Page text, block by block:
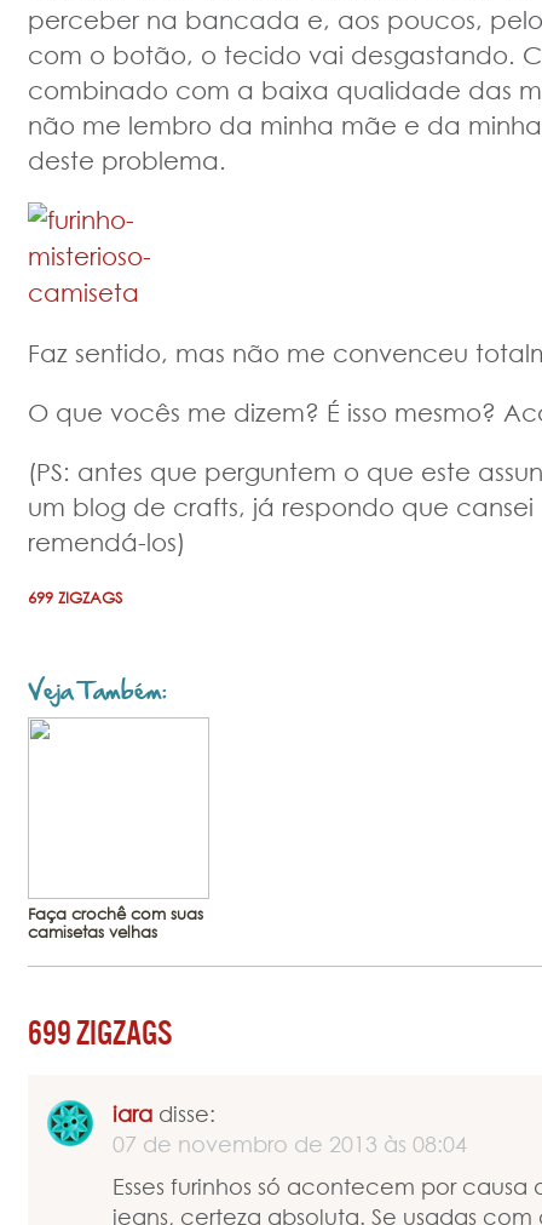
perceber na bancada e, aos poucos,
com o botão, o tecido vai desgastando.
combinado com a baixa qualidade das
não me lembro da minha mãe e da
deste problema.
Faz sentido, mas não me convenceu
O que vocês me dizem? É isso mesmo?
(PS: antes que perguntem o que este
um blog de crafts, já respondo que cansei
remendá-los)
699 ZIGZAGS
Veja Também:
Faça crochê com suas
camisetas velhas
699 ZIGZAGS
iara disse:
07 de novembro de 2013 às 08:04
Esses furinhos só acontecem por
jeans, certeza absoluta. Se usadas